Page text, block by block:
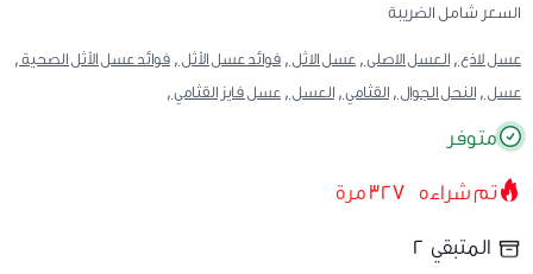
السعر شامل الضريبة
عسل لاذع , العسل الاصلى , عسل الاثل , فوائد عسل الأثل , فوائد عسل الأثل الصحية ,
عسل , النحل الجوال , القثامي , العسل , عسل فايز القثامي ,
متوفر
تم شراءه 327 مرة
المتبقي 2